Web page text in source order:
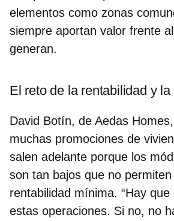
elementos como zonas
siempre aportan valor frente
generan.
El reto de la rentabilidad y
David Botín, de Aedas
muchas promociones de
salen adelante porque los
son tan bajos que no
rentabilidad mínima. “Hay
estas operaciones. Si no, no